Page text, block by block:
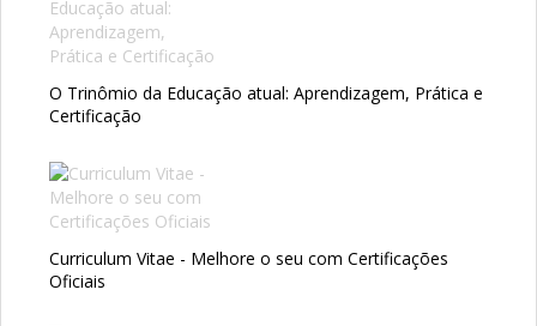
O Trinômio da Educação atual: Aprendizagem, Prática e
Certificação
Curriculum Vitae - Melhore o seu com Certificações
Oficiais